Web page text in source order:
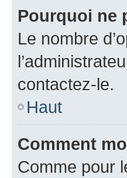
Pourquoi ne
Le nombre
contactez-le.
Haut
Comment
Comme pour